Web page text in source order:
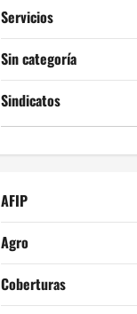
Servicios
Sin categoría
Sindicatos
AFIP
Agro
Coberturas